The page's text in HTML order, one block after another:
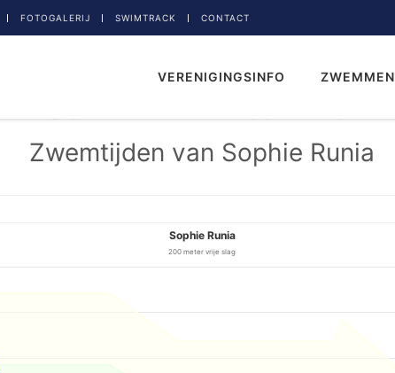
FOTOGALERIJ SWIMTRACK CONTACT
VERENIGINGSINFO ZWEMMEN
Zwemtijden van Sophie Runia
Sophie Runia
200 meter vrije slag